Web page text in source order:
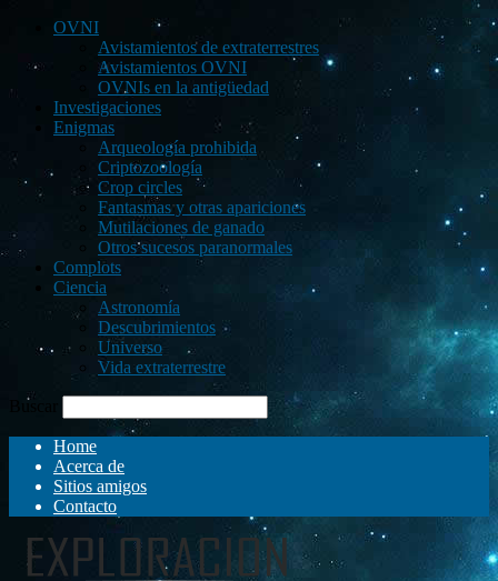
OVNI
Avistamientos de extraterrestres
Avistamientos OVNI
OVNIs en la antigüedad
Investigaciones
Enigmas
Arqueología prohibida
Criptozoología
Crop circles
Fantasmas y otras apariciones
Mutilaciones de ganado
Otros sucesos paranormales
Complots
Ciencia
Astronomía
Descubrimientos
Universo
Vida extraterrestre
Buscar
Home
Acerca de
Sitios amigos
Contacto